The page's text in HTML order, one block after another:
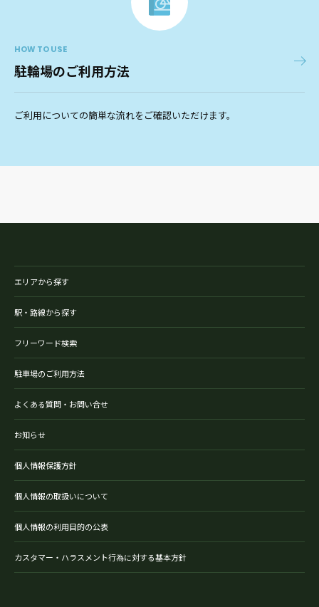
HOW TO USE
駐輪場のご利用方法
ご利用についての簡単な流れをご確認いただけます。
エリアから探す
駅・路線から探す
フリーワード検索
駐車場のご利用方法
よくある質問・お問い合せ
お知らせ
個人情報保護方針
個人情報の取扱いについて
個人情報の利用目的の公表
カスタマー・ハラスメント行為に対する基本方針